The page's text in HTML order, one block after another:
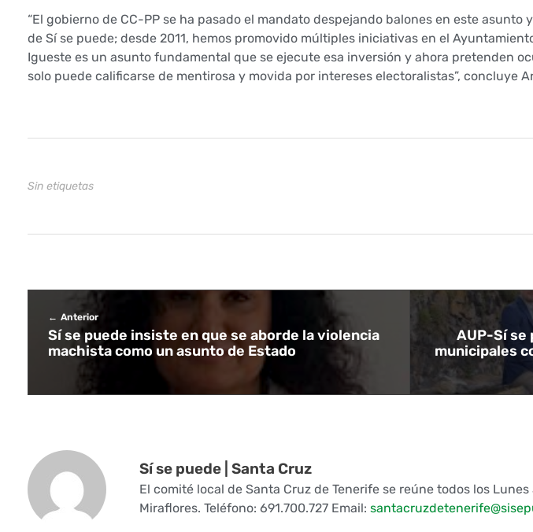
e
“
p
u
a
m
a
e
i
“El gobierno de CC-PP se ha pasado el mandato despejando balones en este
de Sí se puede; desde 2011, hemos promovido múltiples iniciativas en el
Igueste es un asunto fundamental que se ejecute esa inversión y ahora pretenden
solo puede calificarse de mentirosa y movida por intereses electoralistas”, concluye
Sin etiquetas
Anterior
Sí se puede insiste en que se aborde la violencia
machista como un asunto de Estado
AUP-Sí se
municipales
Sí se puede | Santa Cruz
El comité local de Santa Cruz de Tenerife se reúne todos los
Miraflores. Teléfono: 691.700.727 Email: